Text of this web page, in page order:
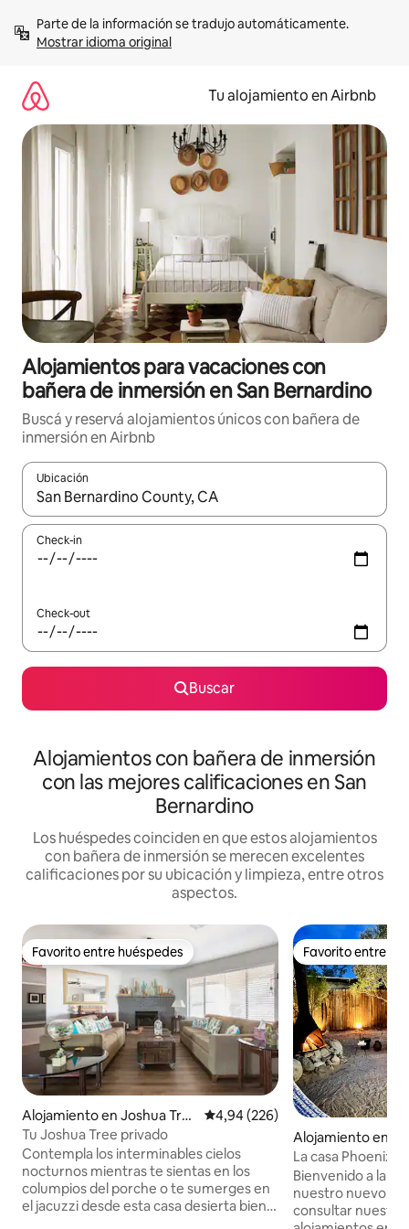
contenidoMostrar idioma original
Tu alojamiento en Airbnb
Alojamientos para vacaciones con
bañera de inmersión en San Bernardino
Buscá y reservá alojamientos únicos con bañera de
inmersión en Airbnb
Ubicación
Cuando los resultados estén disponibles, navegá con las
Check-in
Check-out
Buscar
Alojamientos con bañera de inmersión
con las mejores calificaciones en San
Bernardino
Los huéspedes coinciden en que estos alojamientos
con bañera de inmersión se merecen excelentes
calificaciones por su ubicación y limpieza, entre otros
aspectos.
Favorito entre huéspedes
Favorito entre huéspedes
Alojamiento en Joshua Tre
e
Calificación promedio: 4,94 de
4,94 (226)
Tu Joshua Tree privado
Contempla los interminables cielos
nocturnos mientras te sientas en los
columpios del porche o te sumerges en
el jacuzzi desde esta casa desierta bien
Favorito entre
Favorito entre
Alojamiento en
La casa Phoenix
Bienvenido a la
nuestro nuevo
consultar